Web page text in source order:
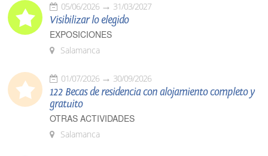
05/06/2026 31/03/2027
Visibilizar lo elegido
EXPOSICIONES
Salamanca
01/07/2026 30/09/2026
122 Becas de residencia con alojamiento completo y
gratuito
OTRAS ACTIVIDADES
Salamanca